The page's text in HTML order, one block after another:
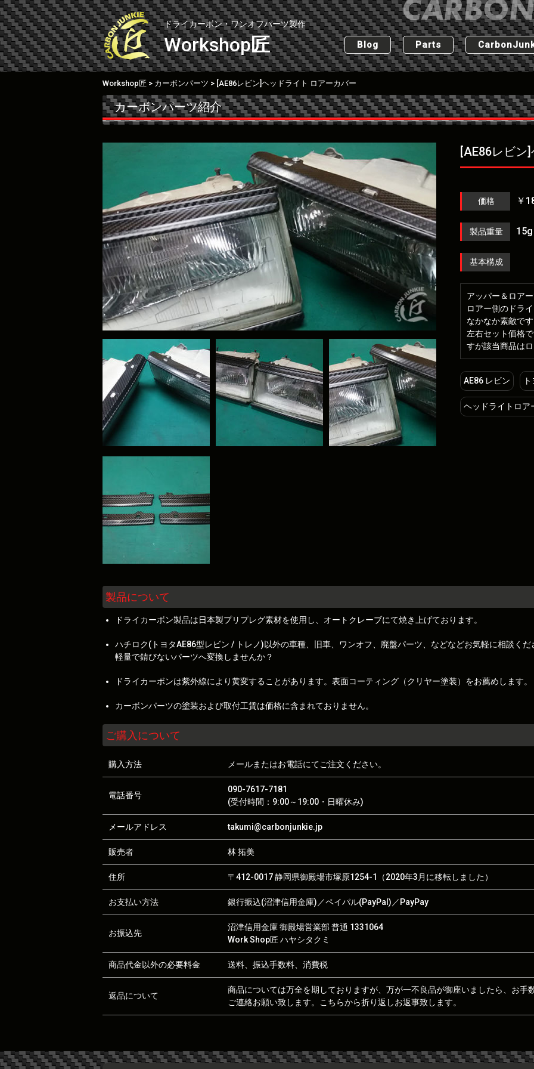
Skip
to
content
ドライカーボン・ワンオフパーツ製作
Workshop匠 Blog Parts
Workshop匠 > カーボンパーツ > [AE86レビン]ヘッドライト ロアーカバー
カーボンパーツ紹介
[AE86レビン
価格 ￥
製品重量
基本構成
アッパー＆ロア
ロアー側のドラ
なかなか素敵で
左右セット価格
すが該当商品は
AE86 レビン
ヘッドライトロア
製品について
ドライカーボン製品は日本製プリプレグ素材を使用し、オートクレーブにて焼き上げております。
ハチロク(トヨタAE86型レビン / トレノ)以外の車種、旧車、ワンオフ、廃盤パーツ、などなどお気軽に相談くだ
軽量で錆びないパーツへ変換しませんか？
ドライカーボンは紫外線により黄変することがあります。表面コーティング（クリヤー塗装）をお薦めします。
カーボンパーツの塗装および取付工賃は価格に含まれておりません。
ご購入について
購入方法 メールまたはお電話にてご注文ください。
電話番号
090-7617-7181
(受付時間：9:00～19:00・日曜休み)
メールアドレス takumi@carbonjunkie.jp
販売者 林 拓美
住所 〒412-0017 静岡県御殿場市塚原1254-1（2020年3月に移転しました）
お支払い方法 銀行振込(沼津信用金庫)／ペイパル(PayPal)／PayPay
お振込先
沼津信用金庫 御殿場営業部 普通 1331064
Work Shop匠 ハヤシタクミ
商品代金以外の必要料金 送料、振込手数料、消費税
返品について
商品については万全を期しておりますが、万が一不良品が御座いましたら、お手
ご連絡お願い致します。こちらから折り返しお返事致します。